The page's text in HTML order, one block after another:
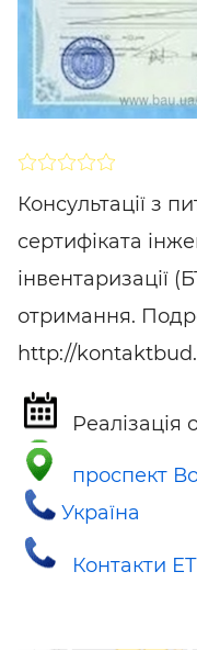
SHARE
Консультації з
сертифіката
інвентаризації
отримання.
http://
Реалізація
проспект
Україна
Контакти